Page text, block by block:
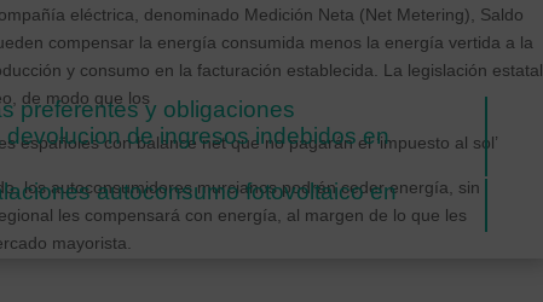
eléctrica, denominado Medición Neta (Net Metering), Saldo
compensar la energía consumida menos la energía vertida a la
y consumo en la facturación establecida. La legislación estatal
de modo que los
españoles con balance net que no pagarán el ‘impuesto al sol’
los autoconsumidores murcianos podrán ceder energía, sin
les compensará con energía, al margen de lo que les
mayorista.
preferentes y obligaciones
de ingresos indebidos en
autoconsumo fotovoltaico en